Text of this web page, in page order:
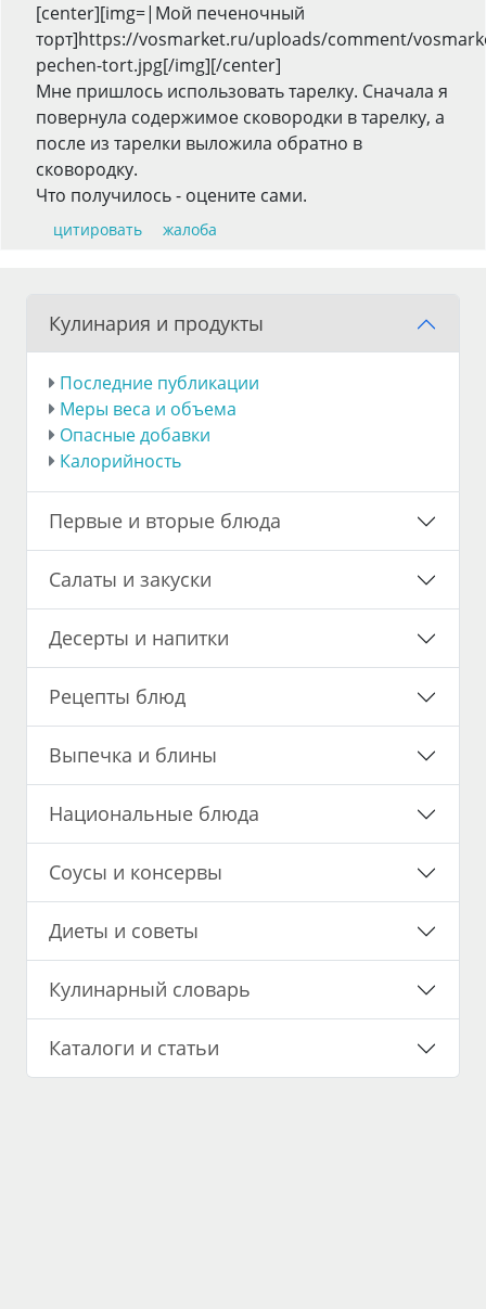
[center][img=|Мой печеночный
торт]https://vosmarket.ru/uploads/comment/
pechen-tort.jpg[/img][/center]
Мне пришлось использовать тарелку. Сначала я
повернула содержимое сковородки в тарелку, а
после из тарелки выложила обратно в
сковородку.
Что получилось - оцените сами.
цитировать жалоба
Кулинария и продукты
Последние публикации
Меры веса и объема
Опасные добавки
Калорийность
Первые и вторые блюда
Салаты и закуски
Десерты и напитки
Рецепты блюд
Выпечка и блины
Национальные блюда
Соусы и консервы
Диеты и советы
Кулинарный словарь
Каталоги и статьи